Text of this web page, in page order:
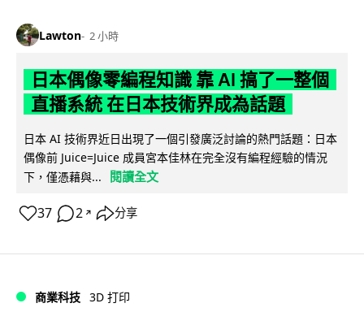
Lawton 2 小時
日本偶像零編程知識 靠 AI 搞了一整個
直播系統 在日本技術界成為話題
日本 AI 技術界近日出現了一個引發廣泛討論的熱門話題：日本
偶像前 Juice=Juice 成員宮本佳林在完全沒有編程經驗的情況
下，僅憑藉與...
閱讀全文
37 2 ↗ 分享
商業科技 3D 打印